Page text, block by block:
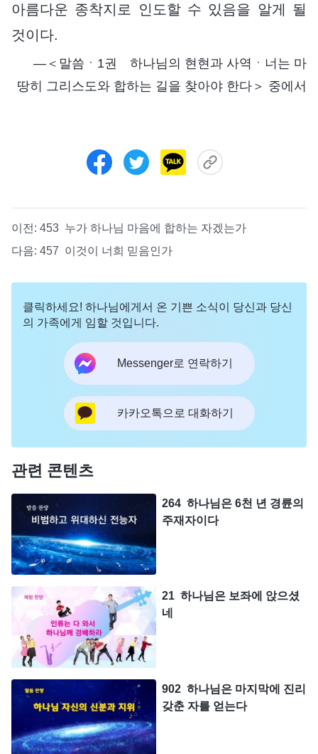
아름다운 종착지로 인도할 수 있음을 알게 될
것이다.
―＜말씀ㆍ1권 하나님의 현현과 사역ㆍ너는 마
땅히 그리스도와 합하는 길을 찾아야 한다＞ 중에서
이전: 453 누가 하나님 마음에 합하는 자겠는가
다음: 457 이것이 너희 믿음인가
클릭하세요! 하나님에게서 온 기쁜 소식이 당신과 당신
의 가족에게 임할 것입니다.
Messenger로 연락하기
카카오톡으로 대화하기
관련 콘텐츠
264 하나님은 6천 년 경륜의
주재자이다
21 하나님은 보좌에 앉으셨
네
902 하나님은 마지막에 진리
갖춘 자를 얻는다